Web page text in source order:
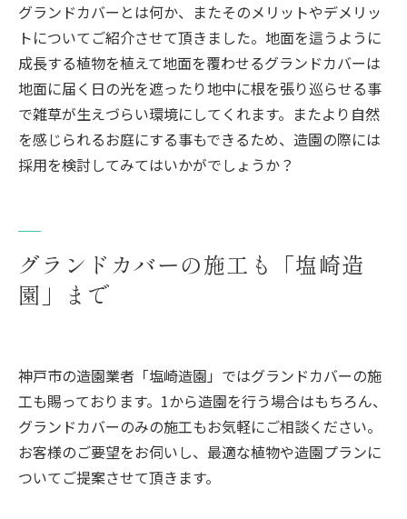
グランドカバーとは何か、またそのメリットやデメリッ
トについてご紹介させて頂きました。地面を這うように
成長する植物を植えて地面を覆わせるグランドカバーは
地面に届く日の光を遮ったり地中に根を張り巡らせる事
で雑草が生えづらい環境にしてくれます。またより自然
を感じられるお庭にする事もできるため、造園の際には
採用を検討してみてはいかがでしょうか？
グランドカバーの施工も「塩崎造
園」まで
神戸市の造園業者「塩崎造園」ではグランドカバーの施
工も賜っております。1から造園を行う場合はもちろん、
グランドカバーのみの施工もお気軽にご相談ください。
お客様のご要望をお伺いし、最適な植物や造園プランに
ついてご提案させて頂きます。